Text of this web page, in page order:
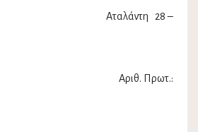
28 –
Πρωτ.: